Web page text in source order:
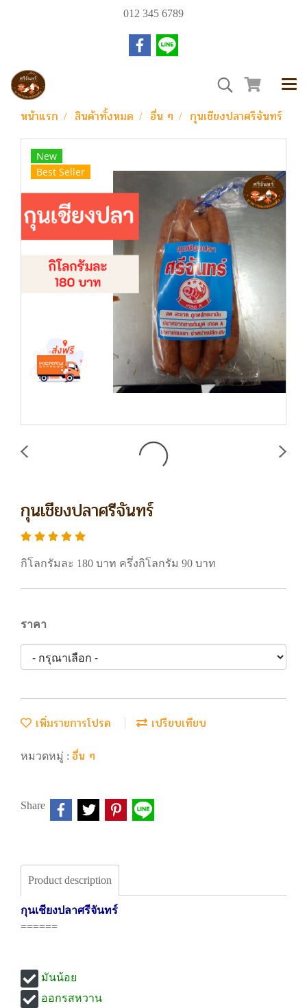
012 345 6789
หน้าแรก สินค้าทั้งหมด อื่น ๆ กุนเชียงปลาศรีจันทร์
New
Best Seller
กุนเชียงปลาศรีจันทร์
กิโลกรัมละ 180 บาท ครึ่งกิโลกรัม 90 บาท
ราคา
เพิ่มรายการโปรด เปรียบเทียบ
หมวดหมู่ : อื่น ๆ
Share
Product description
กุนเชียงปลาศรีจันทร์
======
มันน้อย
ออกรสหวาน